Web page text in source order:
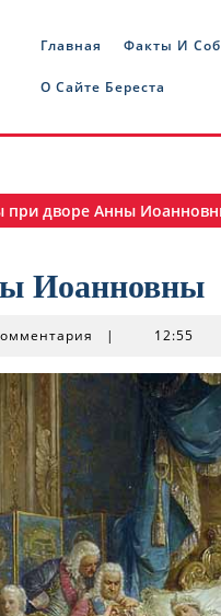
Главная Факты И
О Сайте Береста
при дворе Анны
Иоанновны
| 12:55